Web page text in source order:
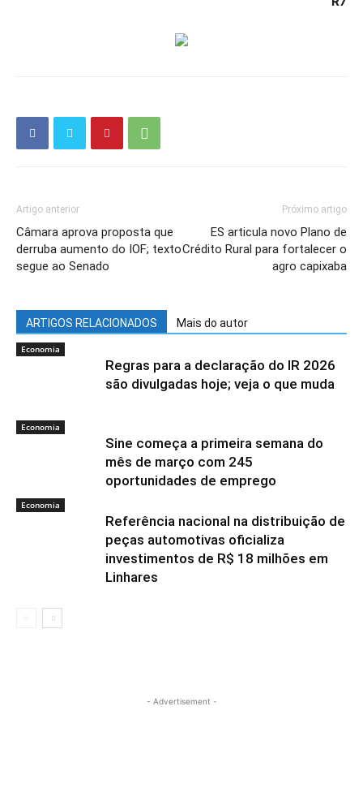
Artigo anterior
Câmara aprova proposta que
derruba aumento do IOF; texto
segue ao Senado
Próximo artigo
ES articula novo Plano de
Crédito Rural para fortalecer o
agro capixaba
ARTIGOS RELACIONADOS Mais do autor
Economia
Regras para a declaração do IR 2026
são divulgadas hoje; veja o que muda
Economia
Sine começa a primeira semana do
mês de março com 245
oportunidades de emprego
Economia
Referência nacional na distribuição de
peças automotivas oficializa
investimentos de R$ 18 milhões em
Linhares
- Advertisement -